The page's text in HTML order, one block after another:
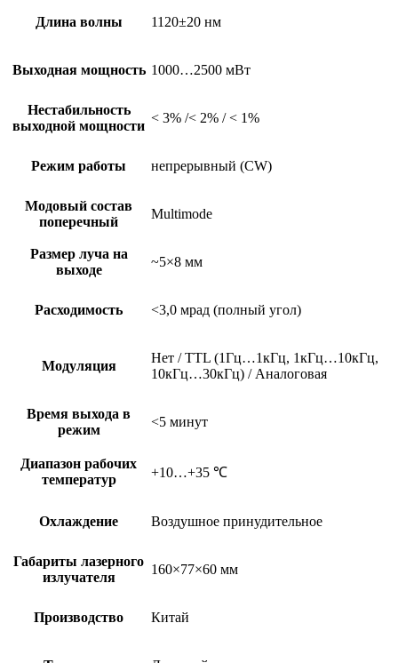
Длина волны 1120±20 нм
Выходная мощность 1000…2500 мВт
Нестабильность
выходной мощности
< 3% /< 2% / < 1%
Режим работы непрерывный (CW)
Модовый состав
поперечный
Multimode
Размер луча на
выходе
~5×8 мм
Расходимость <3,0 мрад (полный угол)
Модуляция
Нет / TTL (1Гц…1кГц, 1кГц…10кГц,
10кГц…30кГц) / Аналоговая
Время выхода в
режим
<5 минут
Диапазон рабочих
температур
+10…+35 ℃
Охлаждение Воздушное принудительное
Габариты лазерного
излучателя
160×77×60 мм
Производство Китай